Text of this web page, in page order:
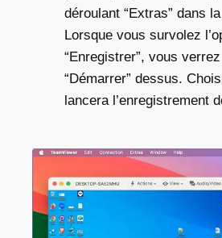
déroulant “Extras” dans
Lorsque vous survolez
“Enregistrer”, vous
“Démarrer” dessus.
lancera l’enregistrement